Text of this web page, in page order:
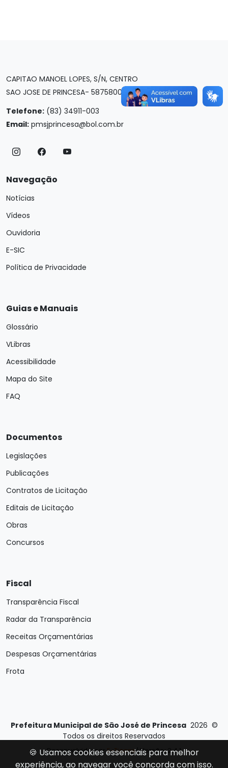
CAPITAO MANOEL LOPES, S/N, CENTRO
SAO JOSE DE PRINCESA- 58758000
Telefone: (83) 34911-003
Email: pmsjprincesa@bol.com.br
Navegação
Notícias
Vídeos
Ouvidoria
E-SIC
Política de Privacidade
Guias e Manuais
Glossário
VLibras
Acessibilidade
Mapa do Site
FAQ
Documentos
Legislações
Publicações
Contratos de Licitação
Editais de Licitação
Obras
Concursos
Fiscal
Transparência Fiscal
Radar da Transparência
Receitas Orçamentárias
Despesas Orçamentárias
Frota
Prefeitura Municipal de São José de Princesa 2026 ©
Todos os direitos Reservados
Desenvolvido porE-Ticons| Versão: 2.4.1
🍪 Usamos cookies essenciais para melhor
experiência, ao navegar você concorda com isso.